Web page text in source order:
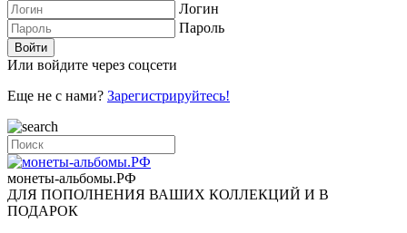
Логин
Пароль
Или войдите через соцсети
Еще не с нами? Зарегистрируйтесь!
монеты-альбомы.РФ
ДЛЯ ПОПОЛНЕНИЯ ВАШИХ КОЛЛЕКЦИЙ И В
ПОДАРОК